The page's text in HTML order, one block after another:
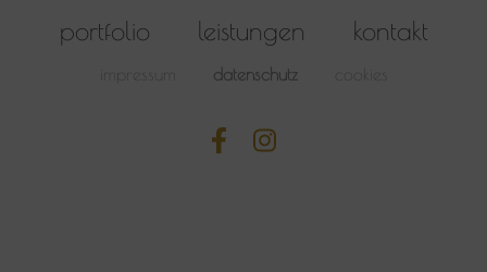
portfolio leistungen kontakt
impressum datenschutz cookies